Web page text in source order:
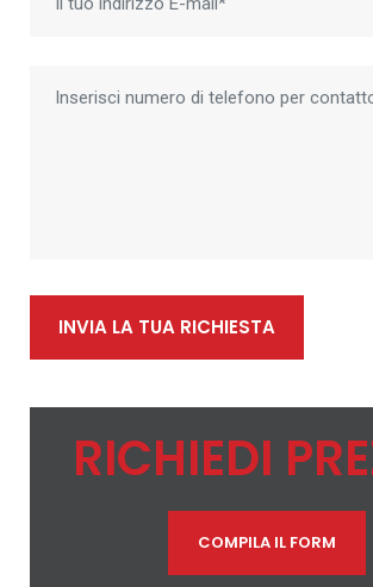
INVIA LA TUA RICHIESTA
RICHIEDI
COMPILA IL FORM